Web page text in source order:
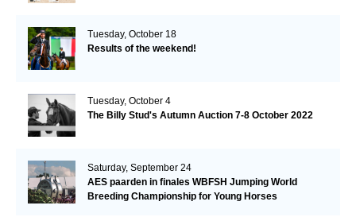
Tuesday, October 18
Results of the weekend!
Tuesday, October 4
The Billy Stud's Autumn Auction 7-8 October 2022
Saturday, September 24
AES paarden in finales WBFSH Jumping World
Breeding Championship for Young Horses